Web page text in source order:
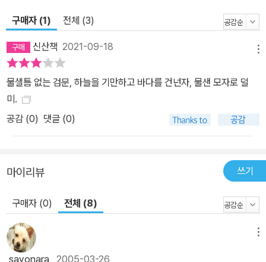
구매자 (1) 전체 (3)
신산책 2021-09-18
물샐틈 없는 검문, 하늘을 기만하고 바다를 건넌자, 물샌 모자로 덜
미.
공감 (0) 댓글 (0)
마이리뷰 쓰기
구매자 (0) 전체 (8)
sayonara 2005-03-26